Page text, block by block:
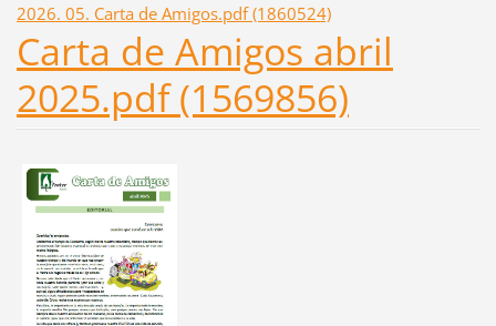
2026. 05. Carta de Amigos.pdf (1860524)
Carta de Amigos abril
2025.pdf (1569856)